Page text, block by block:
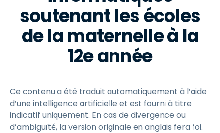
soutenant les écoles
de la maternelle à la
12e année
Ce contenu a été traduit automatiquement à l’aide
d’une intelligence artificielle et est fourni à titre
indicatif uniquement. En cas de divergence ou
d’ambiguïté, la version originale en anglais fera foi.